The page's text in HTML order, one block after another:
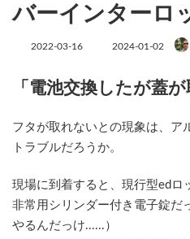
バーインターロ
2022-03-16
最
新
日
:
2024-01-02
「電池交換したが蓋が
フタが取れないとの現象は、ア
トラブルだろうか。
現場に到着すると、現行型edロ
非常用シリンダー付き電子錠だ
やるんだっけ......）